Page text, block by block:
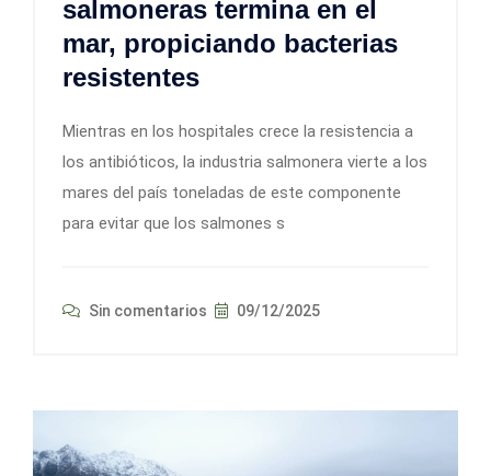
salmoneras termina en el
mar, propiciando bacterias
resistentes
Mientras en los hospitales crece la resistencia a
los antibióticos, la industria salmonera vierte a los
mares del país toneladas de este componente
para evitar que los salmones s
Sin comentarios 09/12/2025